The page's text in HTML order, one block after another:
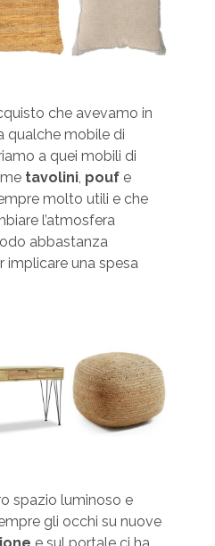
che avevamo in
qualche mobile di
a quei mobili di
tavolini, pouf e
molto utili e che
l’atmosfera
abbastanza
implicare una spesa
spazio luminoso e
gli occhi su nuove